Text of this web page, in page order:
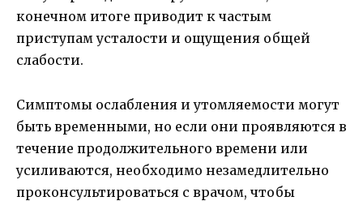
конечном итоге приводит к частым
приступам усталости и ощущения общей
слабости.
Симптомы ослабления и утомляемости могут
быть временными, но если они проявляются в
течение продолжительного времени или
усиливаются, необходимо незамедлительно
проконсультироваться с врачом, чтобы